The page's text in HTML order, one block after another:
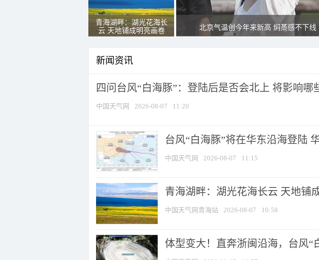
青海湖畔：湖光花海长
云 天地铺成明亮画卷
北京气温创今年来新高 焖蒸感不下线
新闻资讯
四问台风“白海豚”：登陆后是否会北上 将影响哪
中国天气网 2026-08-07 11:20
台风“白海豚”将在华东沿海登陆
中国天气网 2026-08-07 11:15
青海湖畔：湖光花海长云 天地铺
中国天气网青海站 2026-08-07 10:58
体型变大！直奔浙闽沿海，台风“